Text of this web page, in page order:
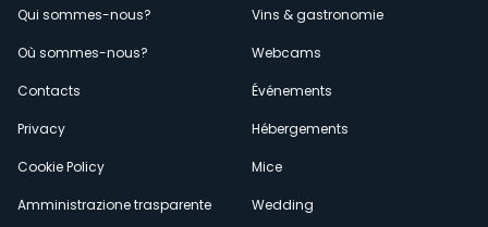
Menù
secondario
Qui sommes-nous?
Où sommes-nous?
Contacts
Privacy
Cookie Policy
Amministrazione trasparente
Vins & gastronomie
Webcams
Événements
Hébergements
Mice
Wedding